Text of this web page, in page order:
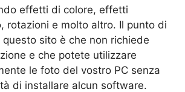
effetti di colore, effetti
rotazioni e molto altro. Il punto di
sito è che non richiede
e che potete utilizzare
le foto del vostro PC senza
di installare alcun software.